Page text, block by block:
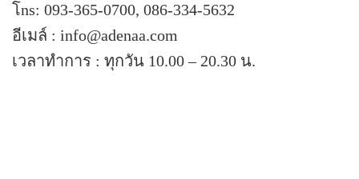
โns: 093-365-0700, 086-334-5632
อีเมล์ : info@adenaa.com
เวลาทําการ : ทุกวัน 10.00 – 20.30 น.